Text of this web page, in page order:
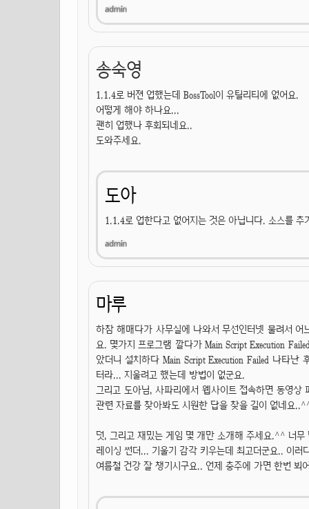
송숙영
1.1.4로 버젼 업했는데 BossTool이 유틸리티에 없어요.
어떻게 해야 하나요...
괜히 업했나 후회되네요..
도와주세요.
도아
1.1.4로 업한다고 없어지는 것은 아닙니다. 소스를
마루
하참 해매다가 사무실에 나와서 무선인터넷 물려서 어
요. 몇가지 프로그램 깔다가 Main Script Execution
았더니 설치하다 Main Script Execution Failed 나타난
터라... 지울려고 했는데 방법이 없군요.
그리고 도아님, 사파리에서 웹사이트 접속하면 동영
관련 자료를 찾아봐도 시원한 답을 찾을 길이 없네요
덧, 그리고 재밌는 게임 몇 개만 소개해 주세요.^^ 너
레이싱 썬더... 기울기 감각 키우는데 최고더군요.. 이
여름철 건강 잘 챙기시구요.. 언제 충주에 가면 한번